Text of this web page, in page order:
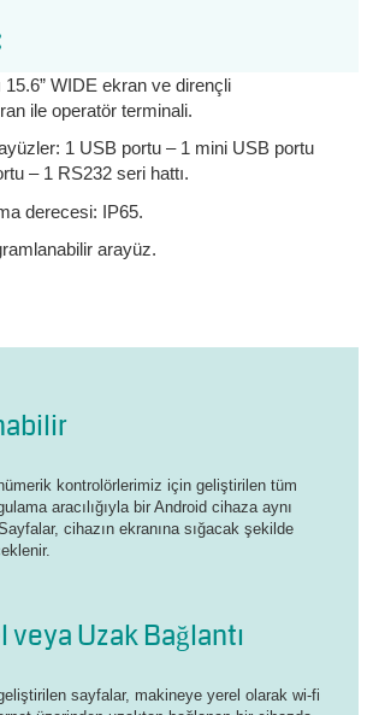
15.6” WIDE ekran ve dirençli
ile operatör terminali.
1 USB portu – 1 mini USB portu
– 1 RS232 seri hattı.
derecesi: IP65.
arayüz.
kontrolörlerimiz için geliştirilen tüm
aracılığıyla bir Android cihaza aynı
cihazın ekranına sığacak şekilde
veya Uzak Bağlantı
sayfalar, makineye yerel olarak wi-fi